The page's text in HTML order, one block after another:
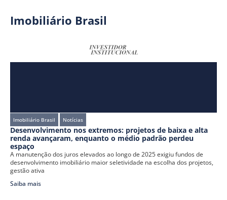
Imobiliário Brasil
Imobiliário Brasil Notícias
Desenvolvimento nos extremos: projetos de baixa e alta
renda avançaram, enquanto o médio padrão perdeu
espaço
A manutenção dos juros elevados ao longo de 2025 exigiu fundos de
desenvolvimento imobiliário maior seletividade na escolha dos projetos,
gestão ativa
Saiba mais